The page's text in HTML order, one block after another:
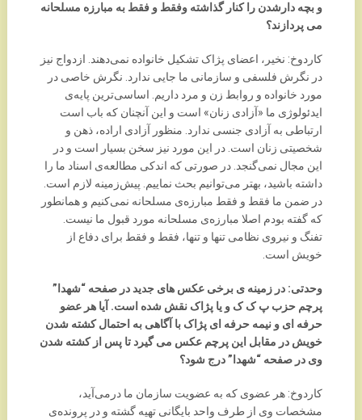
و بچه دارشدن را کنار گذاشته وفقط و فقط به مبارزه مسلحانه
می پردازند؟
کاردوخ: نخیر، اعضای پژاک تشکیل خانواده نمی‌دهند. ازدواج نیز
در نگرش فلسفی و سازمانی ما جایی ندارد. نگرش خاصی در
مورد خانواده و روابط زن و مرد داریم. اساسی‌ترین پایه‌ی
ایدئولوژی ما «آزادی زنان» است و این آنچنان که باب است
ارتباطی به آزادی جنسی ندارد. منظور آزادی اراده، ذهن و
شخصیتی زنان است. در این مورد نیز سخن بسیار است و در
این مجال نمی‌گنجد. در صورتی که اندکی مطالعه‌ی اسناد ما را
داشته باشید، بهتر می‌توانیم بحث نماییم. پیش‌زمینه لازم است.
در ضمن ما فقط و فقط مبارزه‌ی مسلحانه نمی‌کنیم و همانطور
که گفته بودم اصلا مبارزه‌ی مسلحانه مورد قبول ما نیست.
تفنگ و نیروی نظامی تنها و تنها، فقط و فقط برای دفاع از
خویش است.
وحدتی: در زمینه ی برخی عکس های جدید در صفحه “شهدا”
پرچم حزب پ ک ک و یا پژاک نقش شده است. آیا هر عضو
حرفه ای و نیمه حرفه ای پژاک با آگاهی به احتمال کشته شدن
خویش در مقابل این پرچم عکس می گیرد تا پس از کشته شدن
وی در صفحه “شهدا” درج شود؟
کاردوخ: هر عضوی که به عضویت سازمان ما درمی‌آید،
مشخصات وی از طرف واحد بایگانی تهیه گشته و در پرونده‌ی